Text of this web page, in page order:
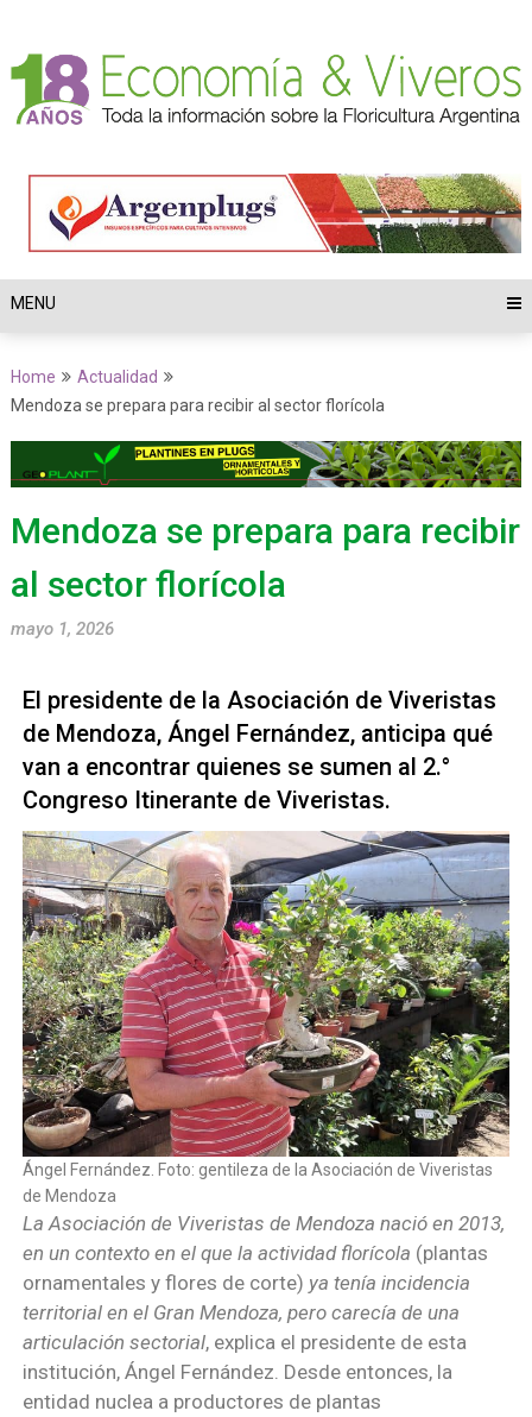
MENU
Home
Actualidad
Mendoza se prepara para recibir al sector florícola
Mendoza se prepara para recibir
al sector florícola
mayo 1, 2026
El presidente de la Asociación de Viveristas
de Mendoza, Ángel Fernández, anticipa qué
van a encontrar quienes se sumen al 2.°
Congreso Itinerante de Viveristas.
Ángel Fernández. Foto: gentileza de la Asociación de Viveristas
de Mendoza
La Asociación de Viveristas de Mendoza nació en 2013,
en un contexto en el que la actividad florícola (plantas
ornamentales y flores de corte) ya tenía incidencia
territorial en el Gran Mendoza, pero carecía de una
articulación sectorial, explica el presidente de esta
institución, Ángel Fernández. Desde entonces, la
entidad nuclea a productores de plantas